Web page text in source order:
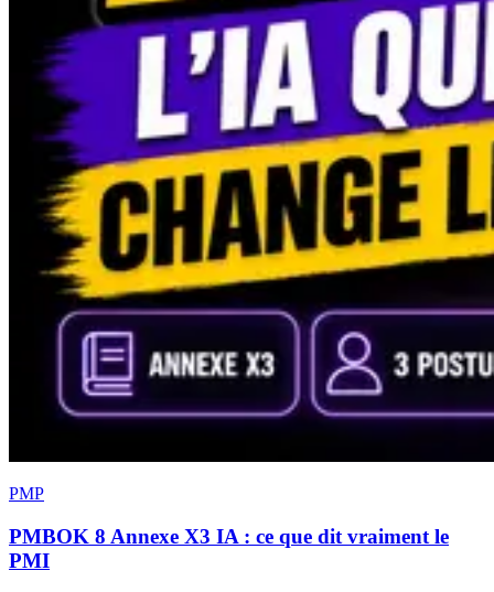
PMP
PMBOK 8 Annexe X3 IA : ce que dit vraiment le
PMI